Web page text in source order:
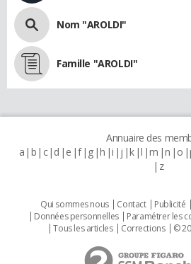
Nom "AROLDI"
Famille "AROLDI"
Annuaire des
a b c d e f g h i j k l m n o
z
Qui sommes nous Contact Publicité
Données personnelles
Paramétrer les
Tous les articles
Corrections ©